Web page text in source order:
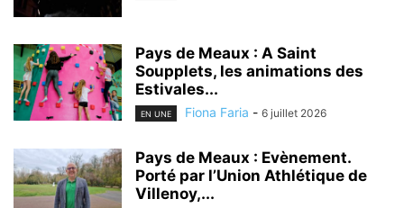
Pays de Meaux : A Saint
Soupplets, les animations des
Estivales...
EN UNE Fiona Faria - 6 juillet 2026
Pays de Meaux : Evènement.
Porté par l’Union Athlétique de
Villenoy,...